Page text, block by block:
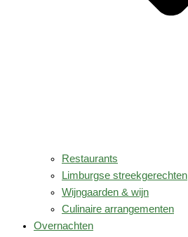
Restaurants
Limburgse streekgerechten
Wijngaarden & wijn
Culinaire arrangementen
Overnachten